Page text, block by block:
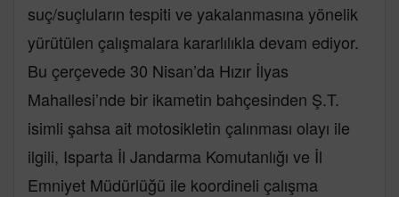
suç/suçluların tespiti ve yakalanmasına yönelik
yürütülen çalışmalara kararlılıkla devam ediyor.
Bu çerçevede 30 Nisan’da Hızır İlyas
Mahallesi’nde bir ikametin bahçesinden Ş.T.
isimli şahsa ait motosikletin çalınması olayı ile
ilgili, Isparta İl Jandarma Komutanlığı ve İl
Emniyet Müdürlüğü ile koordineli çalışma